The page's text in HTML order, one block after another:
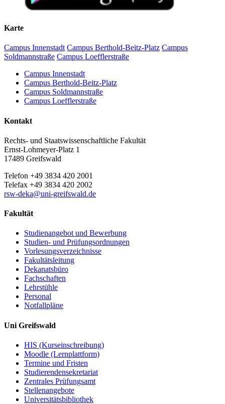
Karte
Campus Innenstadt Campus Berthold-Beitz-Platz Campus
Soldmannstraße Campus Loefflerstraße
Campus Innenstadt
Campus Berthold-Beitz-Platz
Campus Soldmannstraße
Campus Loefflerstraße
Kontakt
Rechts- und Staatswissenschaftliche Fakultät
Ernst-Lohmeyer-Platz 1
17489 Greifswald
Telefon +49 3834 420 2001
Telefax +49 3834 420 2002
rsw-deka@uni-greifswald.de
Fakultät
Studienangebot und Bewerbung
Studien- und Prüfungsordnungen
Vorlesungsverzeichnisse
Fakultätsleitung
Dekanatsbüro
Fachschaften
Lehrstühle
Personal
Notfallpläne
Uni Greifswald
HIS (Kurseinschreibung)
Moodle (Lernplattform)
Termine und Fristen
Studierendensekretariat
Zentrales Prüfungsamt
Stellenangebote
Universitätsbibliothek